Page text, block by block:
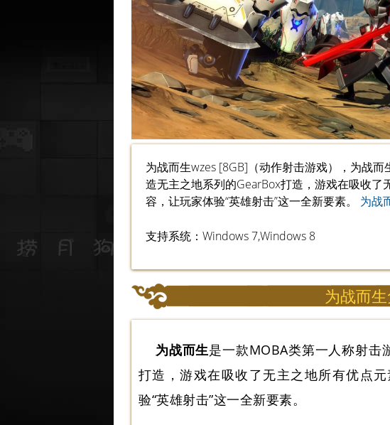
为战而生wzes [8GB]（动作射击游戏），为战
造无主之地系列的GearBox打造，游戏在吸收
容，让玩家体验“英雄射击”这一全新要素。 为战
支持系统：Windows 7,Windows 8
为战而
为战而生是一款MOBA类第一人称射击
打造，游戏在吸收了无主之地所有优点
验“英雄射击”这一全新要素。